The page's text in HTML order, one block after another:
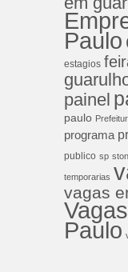
Paulo
estagios
painel
paulo
programa
publico sp
temporarias
vagas
Paulo